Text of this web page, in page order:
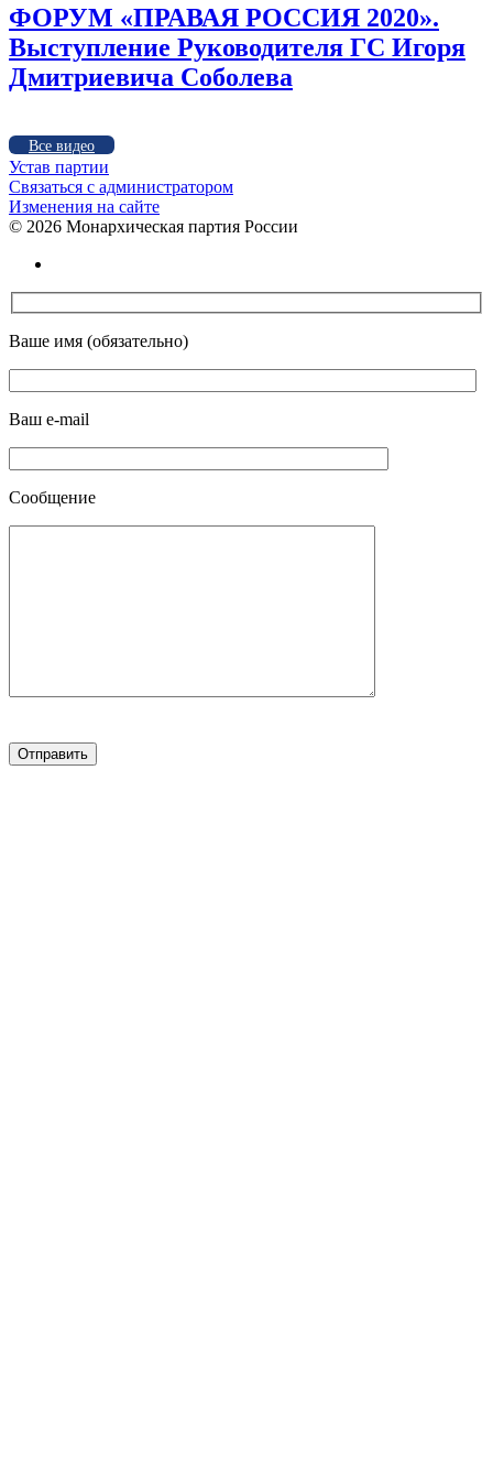
ФОРУМ «ПРАВАЯ РОССИЯ 2020».
Выступление Руководителя ГС Игоря
Дмитриевича Соболева
Все видео
Устав партии
Связаться с администратором
Изменения на сайте
© 2026 Монархическая партия России
Ваше имя (обязательно)
Ваш e-mail
Сообщение